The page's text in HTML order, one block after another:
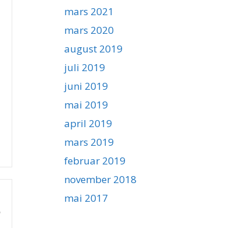
mars 2021
mars 2020
august 2019
juli 2019
juni 2019
mai 2019
april 2019
mars 2019
februar 2019
november 2018
mai 2017